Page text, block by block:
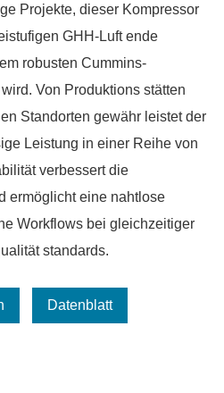
Projekte, dieser Kompressor
GHH-Luft ende
robusten Cummins-
Von Produktions stätten
Standorten gewähr leistet der
Leistung in einer Reihe von
verbessert die
ermöglicht eine nahtlose
Workflows bei gleichzeitiger
standards.
Datenblatt